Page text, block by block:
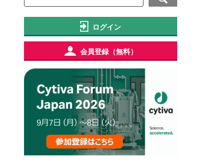
ログイン
会員登録（無料）